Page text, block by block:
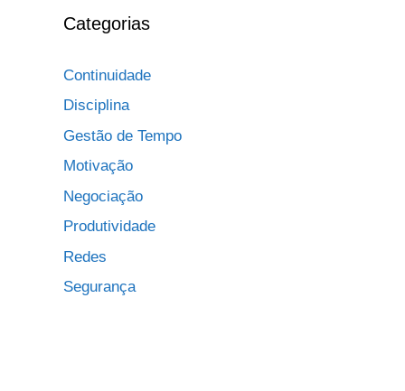
Categorias
Continuidade
Disciplina
Gestão de Tempo
Motivação
Negociação
Produtividade
Redes
Segurança